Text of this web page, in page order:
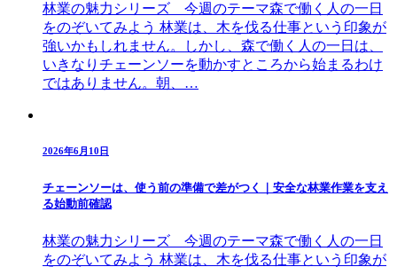
林業の魅力シリーズ 今週のテーマ森で働く人の一日
をのぞいてみよう 林業は、木を伐る仕事という印象が
強いかもしれません。しかし、森で働く人の一日は、
いきなりチェーンソーを動かすところから始まるわけ
ではありません。朝、…
2026年6月10日
チェーンソーは、使う前の準備で差がつく｜安全な林業作業を支え
る始動前確認
林業の魅力シリーズ 今週のテーマ森で働く人の一日
をのぞいてみよう 林業は、木を伐る仕事という印象が